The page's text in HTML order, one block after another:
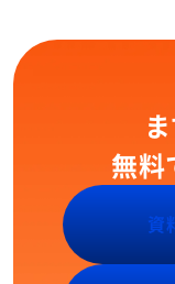
無料
資